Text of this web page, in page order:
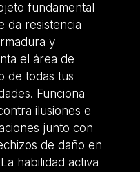
fundamental
da resistencia
y
el área de
de todas tus
Funciona
ilusiones e
junto con
de daño en
habilidad activa